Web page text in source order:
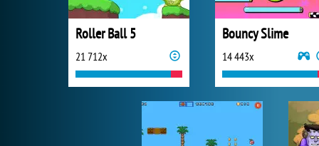
Roller Ball 5
21 712x
Bouncy Slime
14 443x